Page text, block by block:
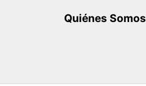
Quiénes Somos